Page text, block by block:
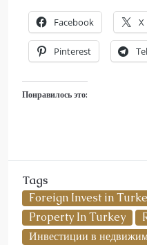
Facebook X
Pinterest
Понравилось это:
Tags
Foreign Invest in
Property In Turkey
Инвестиции в